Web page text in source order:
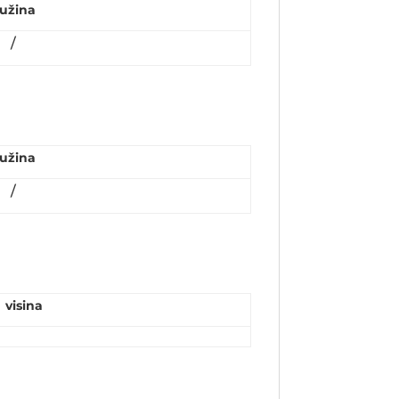
/
/
visina